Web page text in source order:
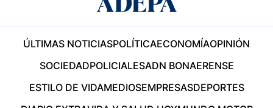
ÚLTIMAS NOTICIASPOLÍTICAECONOMÍAOPINIÓN
SOCIEDADPOLICIALESADN BONAERENSE
ESTILO DE VIDAMEDIOSEMPRESASDEPORTES